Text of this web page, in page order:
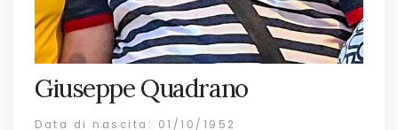
Giuseppe Quadrano
Data di nascita: 01/10/1952